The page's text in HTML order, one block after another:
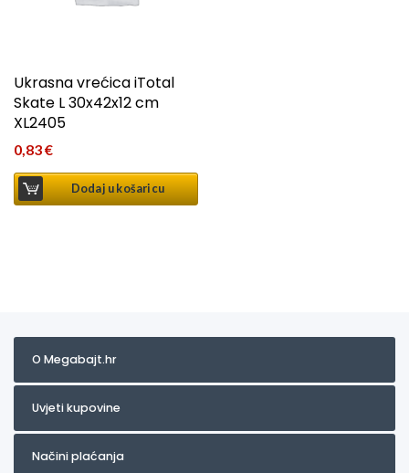
Ukrasna vrećica iTotal
Skate L 30x42x12 cm
XL2405
0,83€
Dodaj u košaricu
O Megabajt.hr
Uvjeti kupovine
Načini plaćanja